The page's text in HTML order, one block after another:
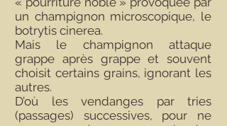
un champignon microscopique, le
botrytis cinerea.
Mais le champignon attaque
grappe après grappe et souvent
choisit certains grains, ignorant les
autres.
D’où les vendanges par tries
(passages) successives, pour ne